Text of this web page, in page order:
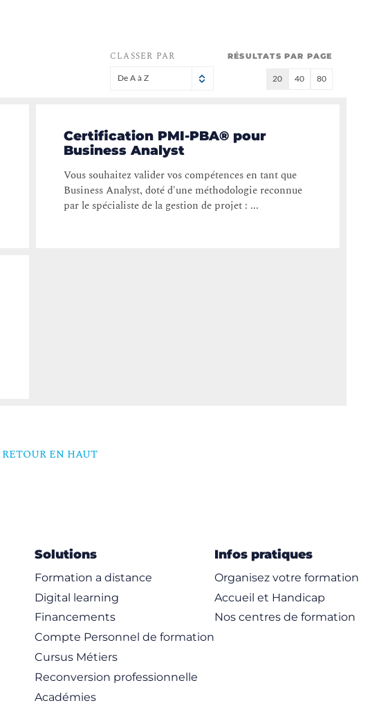
CLASSER PAR
De A à Z
RÉSULTATS PAR PAGE
20 40 80
Certification PMI-PBA® pour
Business Analyst
Vous souhaitez valider vos compétences en tant que
Business Analyst, doté d'une méthodologie reconnue
par le spécialiste de la gestion de projet : ...
RETOUR EN HAUT
Solutions
Formation a distance
Digital learning
Financements
Compte Personnel de formation
Cursus Métiers
Reconversion professionnelle
Académies
Infos pratiques
Organisez votre formation
Accueil et Handicap
Nos centres de formation